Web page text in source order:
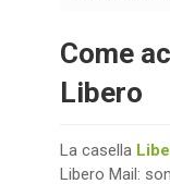
Come
Libero
La casella
Libero Mail: